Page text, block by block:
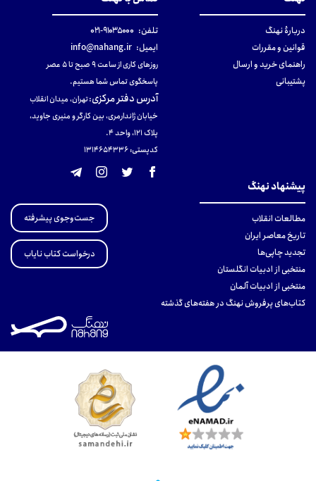
دربارهٔ نهنگ
قوانین و مقررات
راهنمای خرید و ارسال
پشتیبانی
تلفن: ۹۱۰۳۵۰۰۰-۰۲۱
ایمیل: info@nahang.ir
روزهای کاری از ساعت ۹ صبح تا ۵ عصر
پاسخگوی تماس شما هستیم.
آدرس دفتر مرکزی:تهران، میدان انقلاب
خیابان ژاندارمری، بین کارگر و منیری جاوید،
پلاک 121، واحد ۴.
کدپستی: 131465433۶
پیشنهاد نهنگ
مطالعات انقلاب
تاریخ معاصر ایران
تجدید چاپی‌ها
منتخبی از ادبیات انگلستان
منتخبی از ادبیات آلمان
کتاب‌های پرفروش نهنگ در هفته‌های گذشته
جست‌وجوی پیشرفته
درخواست کتاب نایاب